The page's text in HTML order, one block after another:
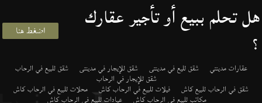
هل تحلم ببيع أو تأجير عقارك
؟ اضغط هنا
عقارات مدينتي شقق لليع في مدينتى شقق للإيجار في مدينتى شقق للبيع في الرحاب
شقق للإيجار في الرحاب
شقق في الرحاب للبيع كاش فيلات للبيع في الرحاب كاش محلات للبيع في الرحاب كاش
مكاتب للبيع في الرحاب كاش عيادات للبيع في الرحاب كاش